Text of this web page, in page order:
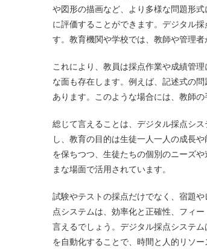
や図形の描画など、より多様な問題形
に評価することができます。デジタル
す。教育機関や学校では、教師や管理
これにより、教員は採点作業や成績管
な面も存在します。例えば、記述式の
あります。このような場合には、教師
総じて言えることは、デジタル採点シ
し、教育の目的は生徒一人一人の成長
を保ちつつ、生徒たちの個別のニーズ
まな場面で活用されています。
試験やテストの採点だけでなく、宿題
点システムは、効率化と正確性、フィ
言えるでしょう。デジタル採点システ
を自動化することで、時間と人的リソー